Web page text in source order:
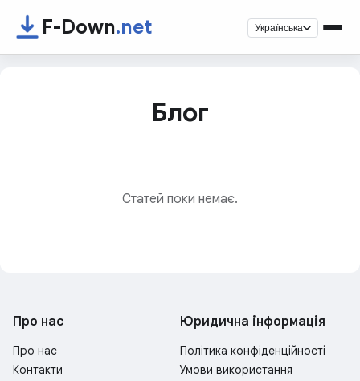
F-Down.net Українська
Блог
Статей поки немає.
Про нас
Про нас
Контакти
Юридична інформація
Політика конфіденційності
Умови використання